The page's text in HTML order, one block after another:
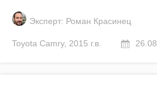
Эксперт: Роман Красинец
Toyota Camry, 2015 г.в.